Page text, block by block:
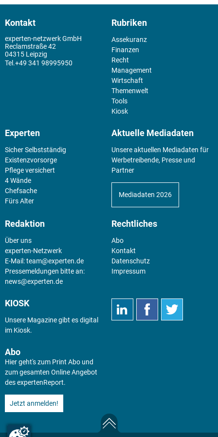
Kontakt
experten-netzwerk GmbH
Reclamstraße 42
04315 Leipzig
+49 341 98995950
Rubriken
Assekuranz
Finanzen
Recht
Management
Wirtschaft
Themenwelt
Tools
Kiosk
Experten
Sicher Selbstständig
Existenz­vorsorge
Pflege versichert
4 Wände
Chefsache
Fürs Alter
Aktuelle Mediadaten
Unsere aktuellen Mediadaten für
Werbetreibende, Presse und
Partner
Mediadaten 2026
Redaktion
Über uns
experten-Netzwerk
E-Mail:team@experten.de
Pressemeldungen bitte an:
news@experten.de
Rechtliches
Abo
Kontakt
Datenschutz
Impressum
KIOSK
Unsere Magazine gibt es digital
im Kiosk.
Abo
Hier geht's zum Print Abo und
zum gesamten Online Angebot
des expertenReport.
Jetzt anmelden!